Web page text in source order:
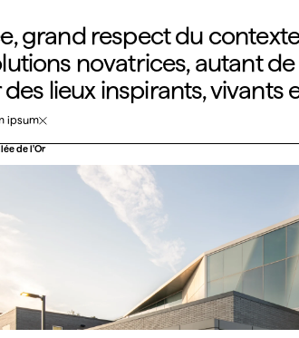
grand respect du
novatrices, autant
lieux inspirants, vivants
ipsum
de l'Or